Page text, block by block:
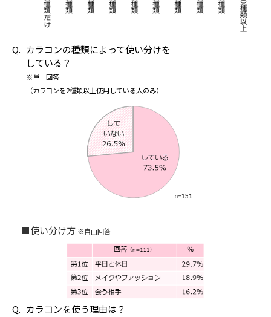
カラコンの種類によって使い分けを
している？
※単一回答
（カラコンを2種類以上使用している人のみ）
■使い分け方 ※自由回答
カラコンを使う理由は？